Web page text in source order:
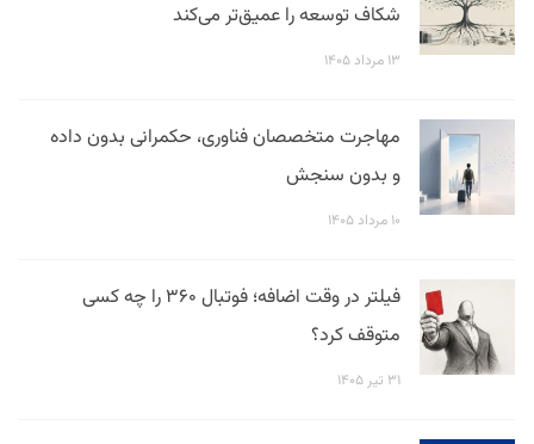
شکاف توسعه را عمیق‌تر می‌کند
۱۳ مرداد ۱۴۰۵
مهاجرت متخصصان فناوری، حکمرانی بدون داده
و بدون سنجش
۱۰ مرداد ۱۴۰۵
فیلتر در وقت اضافه؛ فوتبال ۳۶۰ را چه کسی
متوقف کرد؟
۳۱ تیر ۱۴۰۵